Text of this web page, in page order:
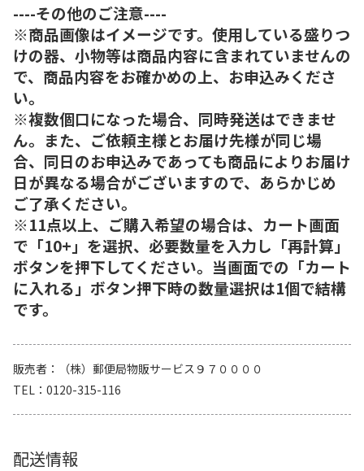
----その他のご注意----
※商品画像はイメージです。使用している盛りつ
けの器、小物等は商品内容に含まれていませんの
で、商品内容をお確かめの上、お申込みくださ
い。
※複数個口になった場合、同時発送はできませ
ん。また、ご依頼主様とお届け先様が同じ場
合、同日のお申込みであっても商品によりお届け
日が異なる場合がございますので、あらかじめ
ご了承ください。
※11点以上、ご購入希望の場合は、カート画面
で「10+」を選択、必要数量を入力し「再計算」
ボタンを押下してください。当画面での「カート
に入れる」ボタン押下時の数量選択は1個で結構
です。
販売者
（株）郵便局物販サービス９７００００
TEL
0120-315-116
配送情報